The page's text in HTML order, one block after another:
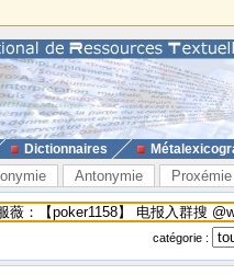
Dictionnaires
Antonymie Proxémie
catégorie :